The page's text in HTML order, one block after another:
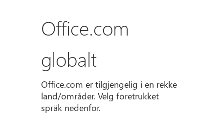
Office.com
globalt
Office.com er tilgjengelig i en rekke
land/områder. Velg foretrukket
språk nedenfor.